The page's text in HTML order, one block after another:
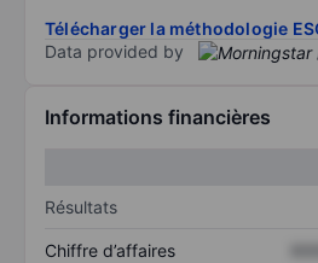
Télécharger la méthodologie
Data provided by
Informations financières
Résultats
Chiffre d’affaires